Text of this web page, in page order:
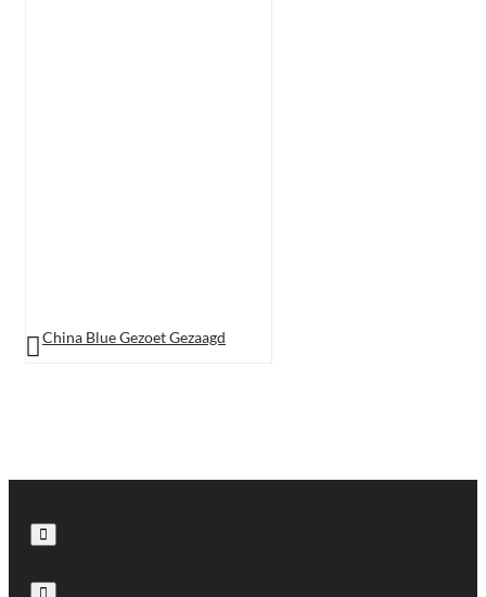
China Blue Gezoet Gezaagd